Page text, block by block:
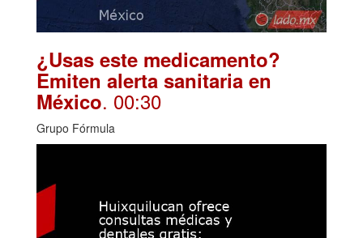
¿Usas este medicamento?
Emiten alerta sanitaria en
México. 00:30
Grupo Fórmula